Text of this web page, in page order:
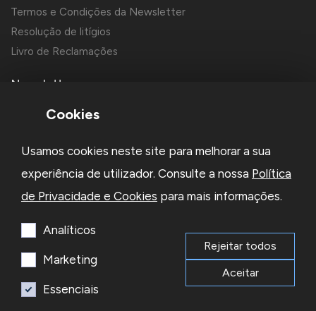
Termos e Condições da Newsletter
Resolução de litígios
Livro de Reclamações
Newsletter
Li e aceito aPolítica de Privacidadee os Termos e Condições
Subscrever
Cookies
Usamos cookies neste site para melhorar a sua
experiência de utilizador. Consulte a nossa Política
de Privacidade e Cookies para mais informações.
Analíticos
Marketing
Essenciais
Rejeitar todos
Aceitar